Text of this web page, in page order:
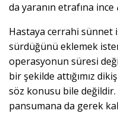
da yaranın etrafına ince
Hastaya cerrahi sünnet
sürdüğünü eklemek
operasyonun süresi
bir şekilde attığımız
söz konusu bile değildir.
pansumana da gerek